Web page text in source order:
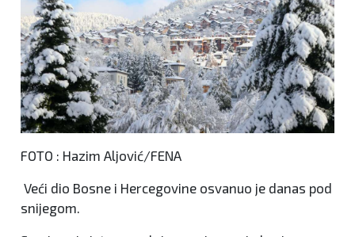
FOTO : Hazim Aljović/FENA
Veći dio Bosne i Hercegovine osvanuo je danas pod
snijegom.